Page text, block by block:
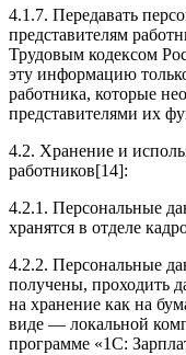
4.1.7. Передавать
представителям
Трудовым кодексом
эту информацию
работника, которые
представителями их
4.2. Хранение и
работников[14]:
4.2.1. Персональные
хранятся в отделе
4.2.2. Персональные
получены, проходить
на хранение как на
виде — локальной
программе «1С: